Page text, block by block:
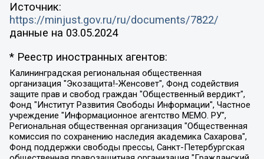
Источник:
https://minjust.gov.ru/ru/documents/7822/
данные на 03.05.2024
* Реестр иностранных агентов:
Калининградская региональная общественная организация "Экозащита!-Женсовет", Фонд содействия защите прав и свобод граждан "Общественный вердикт", Фонд "Институт Развития Свободы Информации", Частное учреждение "Информационное агентство МЕМО. РУ", Региональная общественная организация "Общественная комиссия по сохранению наследия академика Сахарова", Фонд поддержки свободы прессы, Санкт-Петербургская общественная правозащитная организация "Гражданский контроль", Межрегиональная общественная организация "Информационно-просветительский центр "Мемориал", Региональный Фонд "Центр Защиты Прав Средств Массовой Информации", с 05.12.2023 Фонд "Центр Защиты Прав Средств массовой информации", Региональная общественная благотворительная организация помощи беженцам и мигрантам "Гражданское содействие", Негосударственное образовательное учреждение дополнительного профессионального образования (повышение квалификации) специалистов "АКАДЕМИЯ ПО ПРАВАМ ЧЕЛОВЕКА", Свердловская региональная общественная организация "Сутяжник", Автономная некоммерческая организация "Центр независимых социологических исследований", Союз общественных объединений "Российский исследовательский центр по правам человека", Региональное общественное учреждение научно-информационный центр "МЕМОРИАЛ", Некоммерческая организация "Фонд защиты гласности", Автономная некоммерческая организация "Институт прав человека", Городская общественная организация "Екатеринбургское общество "МЕМОРИАЛ", Городская общественная организация "Рязанское историко-просветительское и правозащитное общество "Мемориал" (Рязанский Мемориал), Челябинский региональный орган общественной самодеятельности – женское общественное объединение "Женщины Евразии", Челябинский региональный орган общественной самодеятельности "Уральская правозащитная группа", Фонд содействия защите здоровья и социальной справедливости имени Андрея Рылькова, Автономная Некоммерческая Организация "Аналитический Центр Юрия Левады", Автономная некоммерческая организация социальной поддержки населения "Проект Апрель", Региональная общественная организация помощи женщинам и детям, находящимся в кризисной ситуации "Информационно-методический центр "Анна", Фонд содействия развитию массовых коммуникаций и правовому просвещению "Так-так-Так", Фонд содействия устойчивому развитию "Серебряная тайга", Свердловский региональный общественный фонд социальных проектов "Новое время", "Idel.Реалии", Кавказ.Реалии, Крым.Реалии, Телеканал Настоящее Время, Татаро-башкирская служба Радио Свобода (Azatliq Radiosi), Радио Свободная Европа/Радио Свобода (PCE/PC), "Сибирь.Реалии", "Фактограф", Благотворительный фонд помощи осужденным и их семьям, Автономная некоммерческая организация "Институт глобализации и социальных движений", Фонд "В защиту прав заключенных", Частное учреждение "Центр поддержки и содействия развитию средств массовой информации", Пензенский региональный общественный благотворительный фонд "Гражданский союз", "Север.Реалии", Некоммерческая организация Фонд "Правовая инициатива", Общество с ограниченной ответственностью "Радио Свободная Европа/Радио Свобода", Чешское информационное агентство "MEDIUM-ORIENT", Красноярская региональная общественная организация "Мы против СПИДа", Камалягин Денис Николаевич, Маркелов Сергей Евгеньевич, Пономарев Лев Александрович, Савицкая Людмила Алексеевна, Автономная некоммерческая организация "Центр по работе с проблемой насилия "НАСИЛИЮ.НЕТ", Межрегиональный профессиональный союз работников здравоохранения "Альянс врачей", Юридическое лицо, зарегистрированное в Латвийской Республике, SIA "Medusa Project" (регистрационный номер 40103797863, дата регистрации 10.06.2014), Некоммерческая организация "Фонд по борьбе с коррупцией", Автономная некоммерческая организация "Институт права и публичной политики", Баданин Роман Сергеевич, Гликин Максим Александрович, Железнова Мария Михайловна, Лукьянова Юлия Сергеевна, Маетная Елизавета Витальевна, Маняхин Петр Борисович, Чуракова Ольга Владимировна, Ярош Юлия Петровна, Юридическое лицо "The Insider SIA", зарегистрированное в Риге, Латвийская Республика (дата регистрации 26.06.2015), являющееся администратором доменного имени интернет-издания "The Insider SIA", https://theins.ru, Постернак Алексей Евгеньевич, Рубин Михаил Аркадьевич, Анин Роман Александрович, Юридическое лицо Istories fonds, зарегистрированное в Латвийской Республике (регистрационный номер 50008295751, дата регистрации 24.02.2020), Великовский Дмитрий Александрович, Долинина Ирина Николаевна, Мароховская Алеся Алексеевна, Шлейнов Роман Юрьевич, Шмагун Олеся Валентиновна, Общество с ограниченной ответственностью "Альтаир 2021", Общество с ограниченной ответственностью "Вега 2021", Общество с ограниченной ответственностью "Главный редактор 2021", Общество с ограниченной ответственностью "Ромашки монолит", Важенков Артем Валерьевич, Ивановская областная общественная организация "Центр гендерных исследований", Гурман Юрий Альбертович, Медиапроект "ОВД-Инфо", Егоров Владимир Владимирович, Жилинский Владимир Александрович, Общество с ограниченной ответственностью "ЗП", Иванова София Юрьевна, Карезина Инна Павловна, Кильтау Екатерина Викторовна, Петров Алексей Викторович, Пискунов Сергей Евгеньевич, Смирнов Сергей Сергеевич, Тихонов Михаил Сергеевич, Общество с ограниченной ответственностью "ЖУРНАЛИСТ-ИНОСТРАННЫЙ АГЕНТ", Арапова Галина Юрьевна, Вольтская Татьяна Анатольевна, Американская компания "Mason G.E.S. Anonymous Foundation" (США), являющаяся владельцем интернет-издания https://mnews.world/, Компания "Stichting Bellingcat", зарегистрированная в Нидерландах (дата регистрации 11.07.2018), Захаров Андрей Вячеславович, Клепиковская Екатерина Дмитриевна, Общество с ограниченной ответственностью "МЕМО", Перл Роман Александрович, Симонов Евгений Алексеевич, Соловьева Елена Анатольевна, Сотников Даниил Владимирович, Сурначева Елизавета Дмитриевна, Автономная некоммерческая организация по защите прав человека и информированию населения "Якутия – Наше Мнение", Общество с ограниченной ответственностью "Москоу диджитал медиа", с 26.01.2023 Общество с ограниченной ответственностью "Чайка Белые сады", Ветошкина Валерия Валерьевна, Заговора Максим Александрович, Межрегиональное общественное движение "Российская ЛГБТ - сеть", Оленичев Максим Владимирович, Павлов Иван Юрьевич, Скворцова Елена Сергеевна, Общество с ограниченной ответственностью "Как бы инагент", Кочетков Игорь Викторович, Общество с ограниченной ответственностью "Честные выборы", Еланчик Олег Александрович, Общество с ограниченной ответственностью "Нобелевский призыв", Гималова Регина Эмилевна, Григорьев Андрей Валерьевич, Григорьева Алина Александровна, Ассоциация по содействию защите прав призывников, альтернативнослужащих и военнослужащих "Правозащитная группа "Гражданин.Армия.Право", Хисамова Регина Фаритовна, Автономная некоммерческая организация по реализации социально-правовых программ "Лилит", Дальневосточное общественное движение "Маяк", Санкт-Петербургская ЛГБТ-инициативная группа "Выход", Инициативная группа ЛГБТ+ "Реверс", Алексеев Андрей Викторович, Бекбулатова Таисия Львовна, Беляев Иван Михайлович, Владыкина Елена Сергеевна, Гельман Марат Александрович, Никульшина Вероника Юрьевна, Толоконникова Надежда Андреевна, Шендерович Виктор Анатольевич, Общество с ограниченной ответственностью "Данное сообщение", Общество с ограниченной ответственностью Издательский дом "Новая глава", Айнбиндер Александра Александровна, Московский комьюнити-центр для ЛГБТ+инициатив, Благотворительный фонд развития филантропии, Deutsche Welle (Германия, Kurt-Schumacher-Strasse 3, 53113 Bonn), Борзунова Мария Михайловна, Воробьев Виктор Викторович, Голубева Анна Львовна, Константинова Алла Михайловна, Малкова Ирина Владимировна, Мурадов Мурад Абдулгалимович, Осетинская Елизавета Николаевна, Понасенков Евгений Николаевич, Ганапольский Матвей Юрьевич, Киселев Евгений Алексеевич, Борухович Ирина Григорьевна, Дремин Иван Тимофеевич, Дубровский Дмитрий Викторович, Красноярская региональная общественная организация поддержки и развития альтернативных образовательных технологий и межкультурных коммуникаций "ИНТЕРРА", Маяковская Екатерина Алексеевна, Фейгин Марк Захарович, Филимонов Андрей Викторович, Дзугкоева Регина Николаевна, Доброхотов Роман Александрович, Дудь Юрий Александрович, Елкин Сергей Владимирович, Кругликов Кирилл Игоревич, Сабунаева Мария Леонидовна, Семенов Алексей Владимирович, Шаинян Карен Багратович, Шульман Екатерина Михайловна, Асафьев Артур Валерьевич, Вахштайн Виктор Семенович, Венедиктов Алексей Алексеевич, Лушникова Екатерина Евгеньевна, Волков Леонид Михайлович, Невзоров Александр Глебович, Пархоменко Сергей Борисович, Сироткин Ярослав Николаевич, Кара-Мурза Владимир Владимирович, Баранова Наталья Владимировна, Гозман Леонид Яковлевич, Кагарлицкий Борис Юльевич, Климарев Михаил Валерьевич, Милов Владимир Станиславович, Автономная некоммерческая организация Краснодарский центр современного искусства "Типография", Моргенштерн Алишер Тагирович, Соболь Любовь Эдуардовна, Общество с ограниченной ответственностью "ЛИЗА НОРМ", Каспаров Гарри Кимович, Ходорковский Михаил Борисович, Общество с ограниченной ответственностью "Апрельские тезисы", Данилович Ирина Брониславовна, Кашин Олег Владимирович, Петров Николай Владимирович, Пивоваров Алексей Владимирович, Соколов Михаил Владимирович, Цветкова Юлия Владимировна, Чичваркин Евгений Александрович, Комитет против пыток/Команда против пыток, Общество с ограниченной ответственностью "Первый научный", Общество с ограниченной ответственностью "Вертолет и ко", Белоцерковская Вероника Борисовна, Кац Максим Евгеньевич, Лазарева Татьяна Юрьевна, Шаведдинов Руслан Табризович, Яшин Илья Валерьевич, Общество с ограниченной ответственностью "Иноагент ААВ", Алешковский Дмитрий Петрович, Альбац Евгения Марковна, Быков Дмитрий Львович, Галямина Юлия Евгеньевна, Лойко Сергей Леонидович, Мартынов Кирилл Константинович, Медведев Сергей Александрович, Крашенинников Федор Геннадиевич, Гордеева Катерина Вл